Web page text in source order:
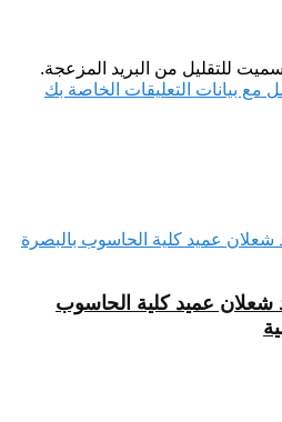
للتقليل من البريد المزعجة.
مع بيانات التعليقات الخاصة بك
عميد كلية الحاسوب